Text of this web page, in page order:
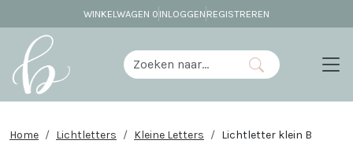
WINKELWAGEN 0 INLOGGEN REGISTREREN
Home Lichtletters Kleine Letters Lichtletter klein B